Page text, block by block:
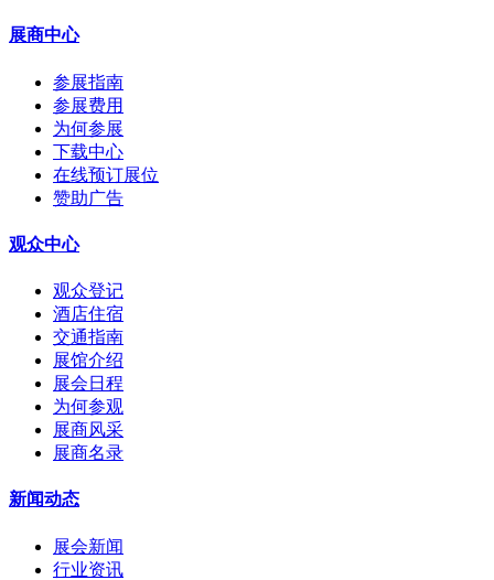
展商中心
参展指南
参展费用
为何参展
下载中心
在线预订展位
赞助广告
观众中心
观众登记
酒店住宿
交通指南
展馆介绍
展会日程
为何参观
展商风采
展商名录
新闻动态
展会新闻
行业资讯